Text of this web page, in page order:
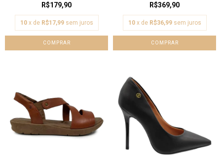
R$179,90
10 x de R$17,99 sem juros
COMPRAR
R$369,90
10 x de R$36,99 sem juros
COMPRAR